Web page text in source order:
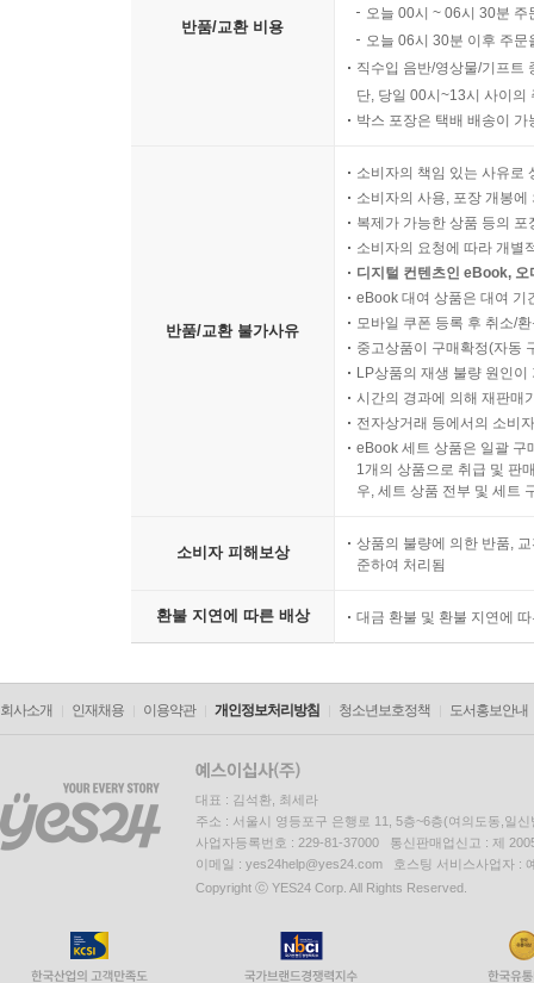
반품/교환 비용
오늘 00시 ~ 06시 30분
오늘 06시 30분 이후 주
직수입 음반/영상물/기프트
단, 당일 00시~13시 사이의
박스 포장은 택배 배송이
반품/교환 불가사유
소비자의 책임 있는 사유로
소비자의 사용, 포장 개봉
복제가 가능한 상품 등의
소비자의 요청에 따라 개별
디지털 컨텐츠인 eBook,
eBook 대여 상품은 대여 기
모바일 쿠폰 등록 후 취소/
중고상품이 구매확정(자동
LP상품의 재생 불량 원인
시간의 경과에 의해 재판매
전자상거래 등에서의 소비
eBook 세트 상품은 일괄 구
1개의 상품으로 취급 및 판
우, 세트 상품 전부 및 세트
소비자 피해보상
상품의 불량에 의한 반품,
준하여 처리됨
환불 지연에 따른 배상 대금 환불 및 환불 지연에
회사소개 인재채용 이용약관 개인정보처리방침 청소년보호정책 도서홍보안내
대표 : 김석환, 최세라
주소 : 서울시 영등포구 은행로 11, 5층~6층(여의도동,일신
사업자등록번호 : 229-81-37000 통신판매업신고 : 제
이메일 : yes24help@yes24.com 호스팅 서비스사업자 :
Copyright ⓒ YES24 Corp. All Rights Reserved.